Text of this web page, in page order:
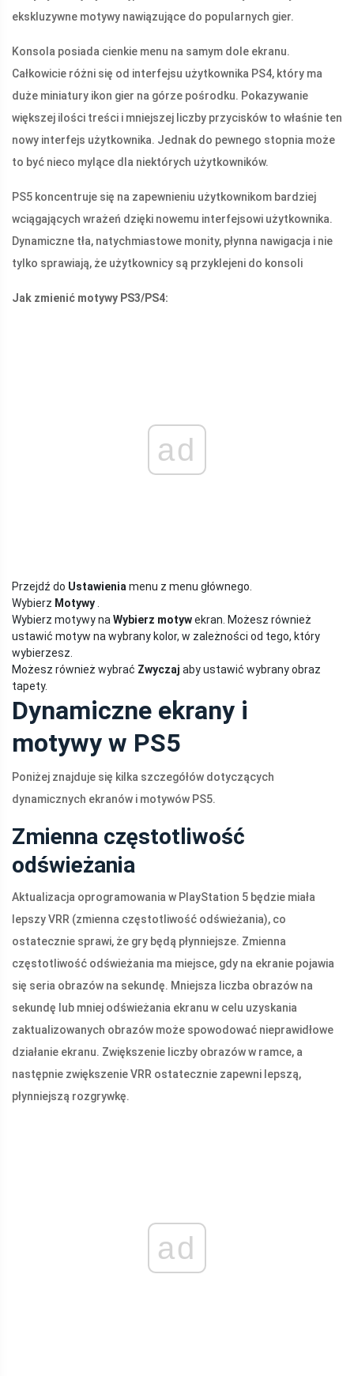
ekskluzywne motywy nawiązujące do popularnych gier.
Konsola posiada cienkie menu na samym dole ekranu.
Całkowicie różni się od interfejsu użytkownika PS4, który ma
duże miniatury ikon gier na górze pośrodku. Pokazywanie
większej ilości treści i mniejszej liczby przycisków to właśnie ten
nowy interfejs użytkownika. Jednak do pewnego stopnia może
to być nieco mylące dla niektórych użytkowników.
PS5 koncentruje się na zapewnieniu użytkownikom bardziej
wciągających wrażeń dzięki nowemu interfejsowi użytkownika.
Dynamiczne tła, natychmiastowe monity, płynna nawigacja i nie
tylko sprawiają, że użytkownicy są przyklejeni do konsoli
Jak zmienić motywy PS3/PS4:
ad
Przejdź do Ustawienia menu z menu głównego.
Wybierz Motywy
Wybierz motywy na Wybierz motywekran. Możesz również
ustawić motyw na wybrany kolor, w zależności od tego, który
wybierzesz.
Możesz również wybrać Zwyczaj aby ustawić wybrany obraz
tapety.
Dynamiczne ekrany i
motywy w PS5
Poniżej znajduje się kilka szczegółów dotyczących
dynamicznych ekranów i motywów PS5.
Zmienna częstotliwość
odświeżania
Aktualizacja oprogramowania w PlayStation 5 będzie miała
lepszy VRR (zmienna częstotliwość odświeżania), co
ostatecznie sprawi, że gry będą płynniejsze. Zmienna
częstotliwość odświeżania ma miejsce, gdy na ekranie pojawia
się seria obrazów na sekundę. Mniejsza liczba obrazów na
sekundę lub mniej odświeżania ekranu w celu uzyskania
zaktualizowanych obrazów może spowodować nieprawidłowe
działanie ekranu. Zwiększenie liczby obrazów w ramce, a
następnie zwiększenie VRR ostatecznie zapewni lepszą,
płynniejszą rozgrywkę.
ad